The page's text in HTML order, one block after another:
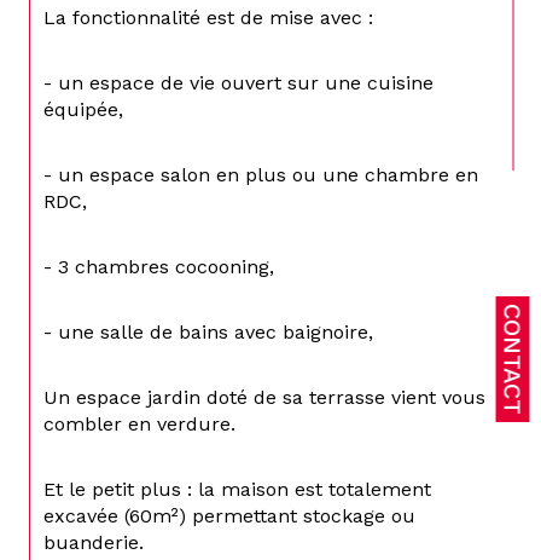
CONTACT
La fonctionnalité est de mise avec :
- un espace de vie ouvert sur une cuisine
équipée,
- un espace salon en plus ou une chambre en
RDC,
- 3 chambres cocooning,
- une salle de bains avec baignoire,
Un espace jardin doté de sa terrasse vient vous
combler en verdure.
Et le petit plus : la maison est totalement
excavée (60m²) permettant stockage ou
buanderie.